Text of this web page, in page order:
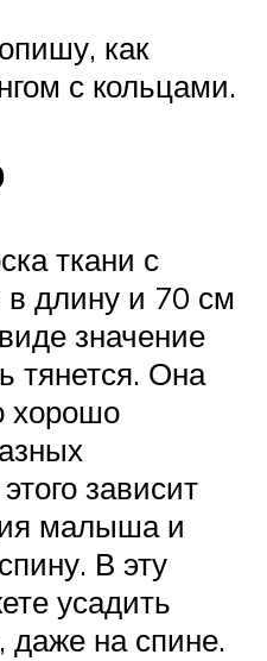
как
с кольцами.
ткани с
длину и 70 см
значение
тянется. Она
хорошо
зависит
малыша и
В эту
усадить
даже на спине.